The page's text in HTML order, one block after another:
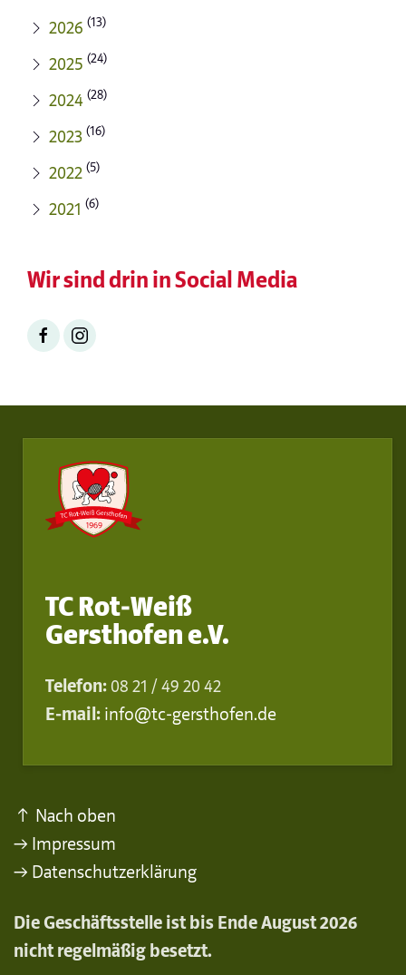
2026 (13)
2025 (24)
2024 (28)
2023 (16)
2022 (5)
2021 (6)
Wir sind drin in Social Media
TC Rot-Weiß
Gersthofen e.V.
Telefon: 08 21 / 49 20 42
E-mail: info@tc-gersthofen.de
↑ Nach oben
→ Impressum
→ Datenschutzerklärung
Die Geschäftsstelle ist bis Ende August 2026
nicht regelmäßig besetzt.